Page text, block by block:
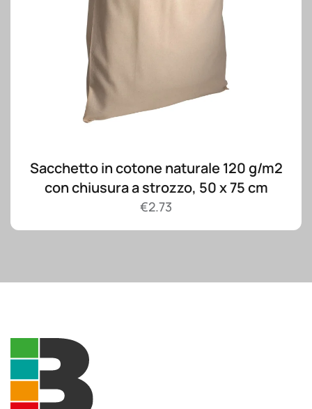
Sacchetto in cotone naturale 120 g/m2
con chiusura a strozzo, 50 x 75 cm
€2.73